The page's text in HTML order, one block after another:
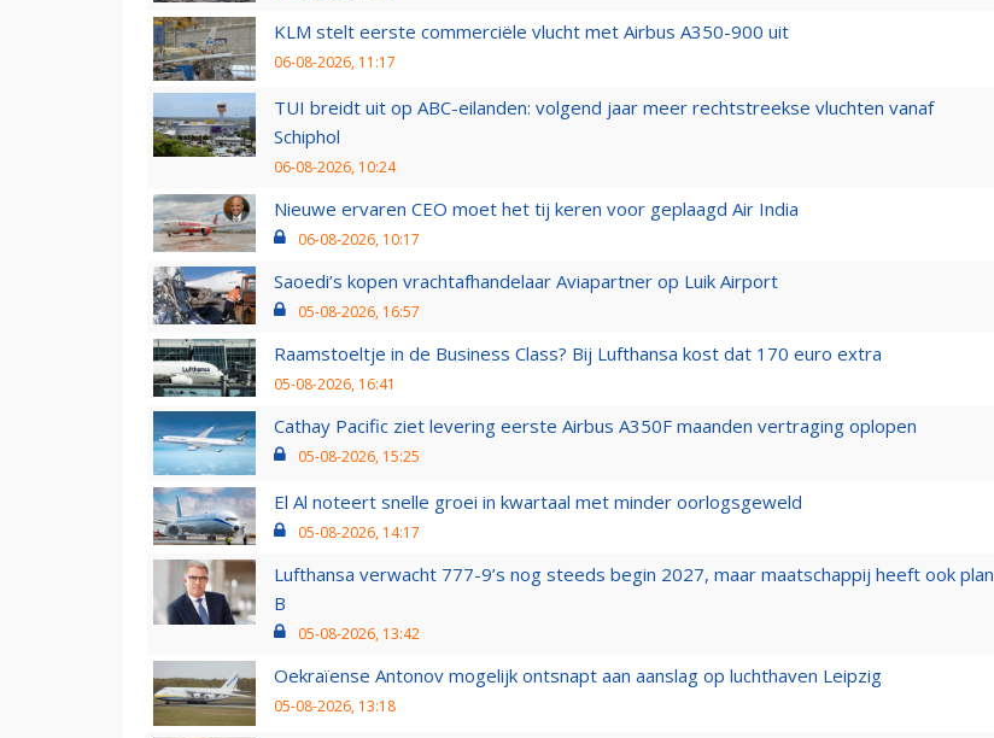
KLM stelt eerste commerciële vlucht met Airbus A350-900 uit
06-08-2026, 11:17
TUI breidt uit op ABC-eilanden: volgend jaar meer rechtstreekse vluchten vanaf
Schiphol
06-08-2026, 10:24
Nieuwe ervaren CEO moet het tij keren voor geplaagd Air India
06-08-2026, 10:17
Saoedi’s kopen vrachtafhandelaar Aviapartner op Luik Airport
05-08-2026, 16:57
Raamstoeltje in de Business Class? Bij Lufthansa kost dat 170 euro extra
05-08-2026, 16:41
Cathay Pacific ziet levering eerste Airbus A350F maanden vertraging oplopen
05-08-2026, 15:25
El Al noteert snelle groei in kwartaal met minder oorlogsgeweld
05-08-2026, 14:17
Lufthansa verwacht 777-9’s nog steeds begin 2027, maar maatschappij heeft ook plan
B
05-08-2026, 13:42
Oekraïense Antonov mogelijk ontsnapt aan aanslag op luchthaven Leipzig
05-08-2026, 13:18